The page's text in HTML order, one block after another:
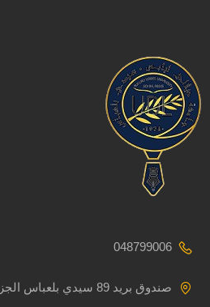
048799006
صندوق بريد 89 سيدي بلعباس الجزائر